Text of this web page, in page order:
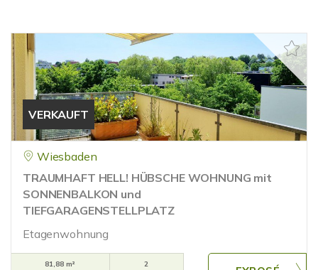
VERKAUFT
Wiesbaden
TRAUMHAFT HELL! HÜBSCHE WOHNUNG mit
SONNENBALKON und
TIEFGARAGENSTELLPLATZ
Etagenwohnung
81,88 m²
2